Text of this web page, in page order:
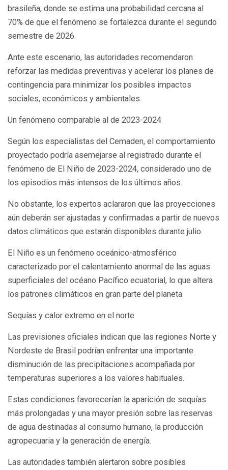
brasileña, donde se estima una probabilidad cercana al
70% de que el fenómeno se fortalezca durante el segundo
semestre de 2026.
Ante este escenario, las autoridades recomendaron
reforzar las medidas preventivas y acelerar los planes de
contingencia para minimizar los posibles impactos
sociales, económicos y ambientales.
Un fenómeno comparable al de 2023-2024
Según los especialistas del Cemaden, el comportamiento
proyectado podría asemejarse al registrado durante el
fenómeno de El Niño de 2023-2024, considerado uno de
los episodios más intensos de los últimos años.
No obstante, los expertos aclararon que las proyecciones
aún deberán ser ajustadas y confirmadas a partir de nuevos
datos climáticos que estarán disponibles durante julio.
El Niño es un fenómeno oceánico-atmosférico
caracterizado por el calentamiento anormal de las aguas
superficiales del océano Pacífico ecuatorial, lo que altera
los patrones climáticos en gran parte del planeta.
Sequías y calor extremo en el norte
Las previsiones oficiales indican que las regiones Norte y
Nordeste de Brasil podrían enfrentar una importante
disminución de las precipitaciones acompañada por
temperaturas superiores a los valores habituales.
Estas condiciones favorecerían la aparición de sequías
más prolongadas y una mayor presión sobre las reservas
de agua destinadas al consumo humano, la producción
agropecuaria y la generación de energía.
Las autoridades también alertaron sobre posibles